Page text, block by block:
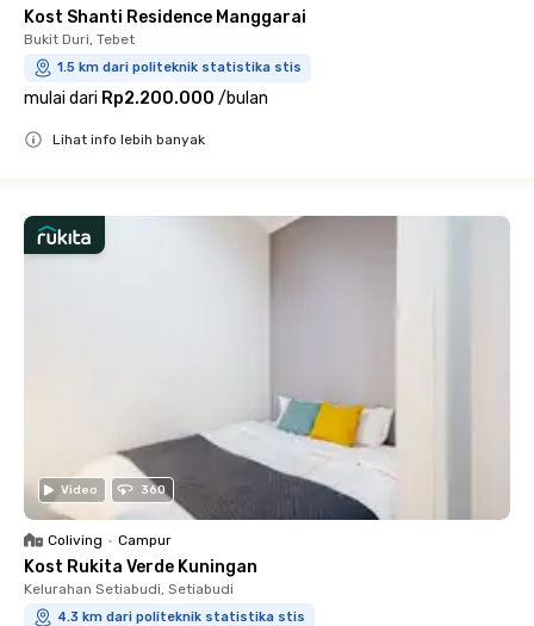
Kost Shanti Residence Manggarai
Bukit Duri, Tebet
1.5 km dari politeknik statistika stis
mulai dari Rp2.200.000 /bulan
Lihat info lebih banyak
Video 360
Coliving • Campur
Kost Rukita Verde Kuningan
Kelurahan Setiabudi, Setiabudi
4.3 km dari politeknik statistika stis